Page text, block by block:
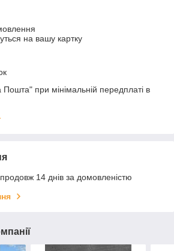
на вашу картку
при мінімальній передплаті в
14 днів за домовленістю